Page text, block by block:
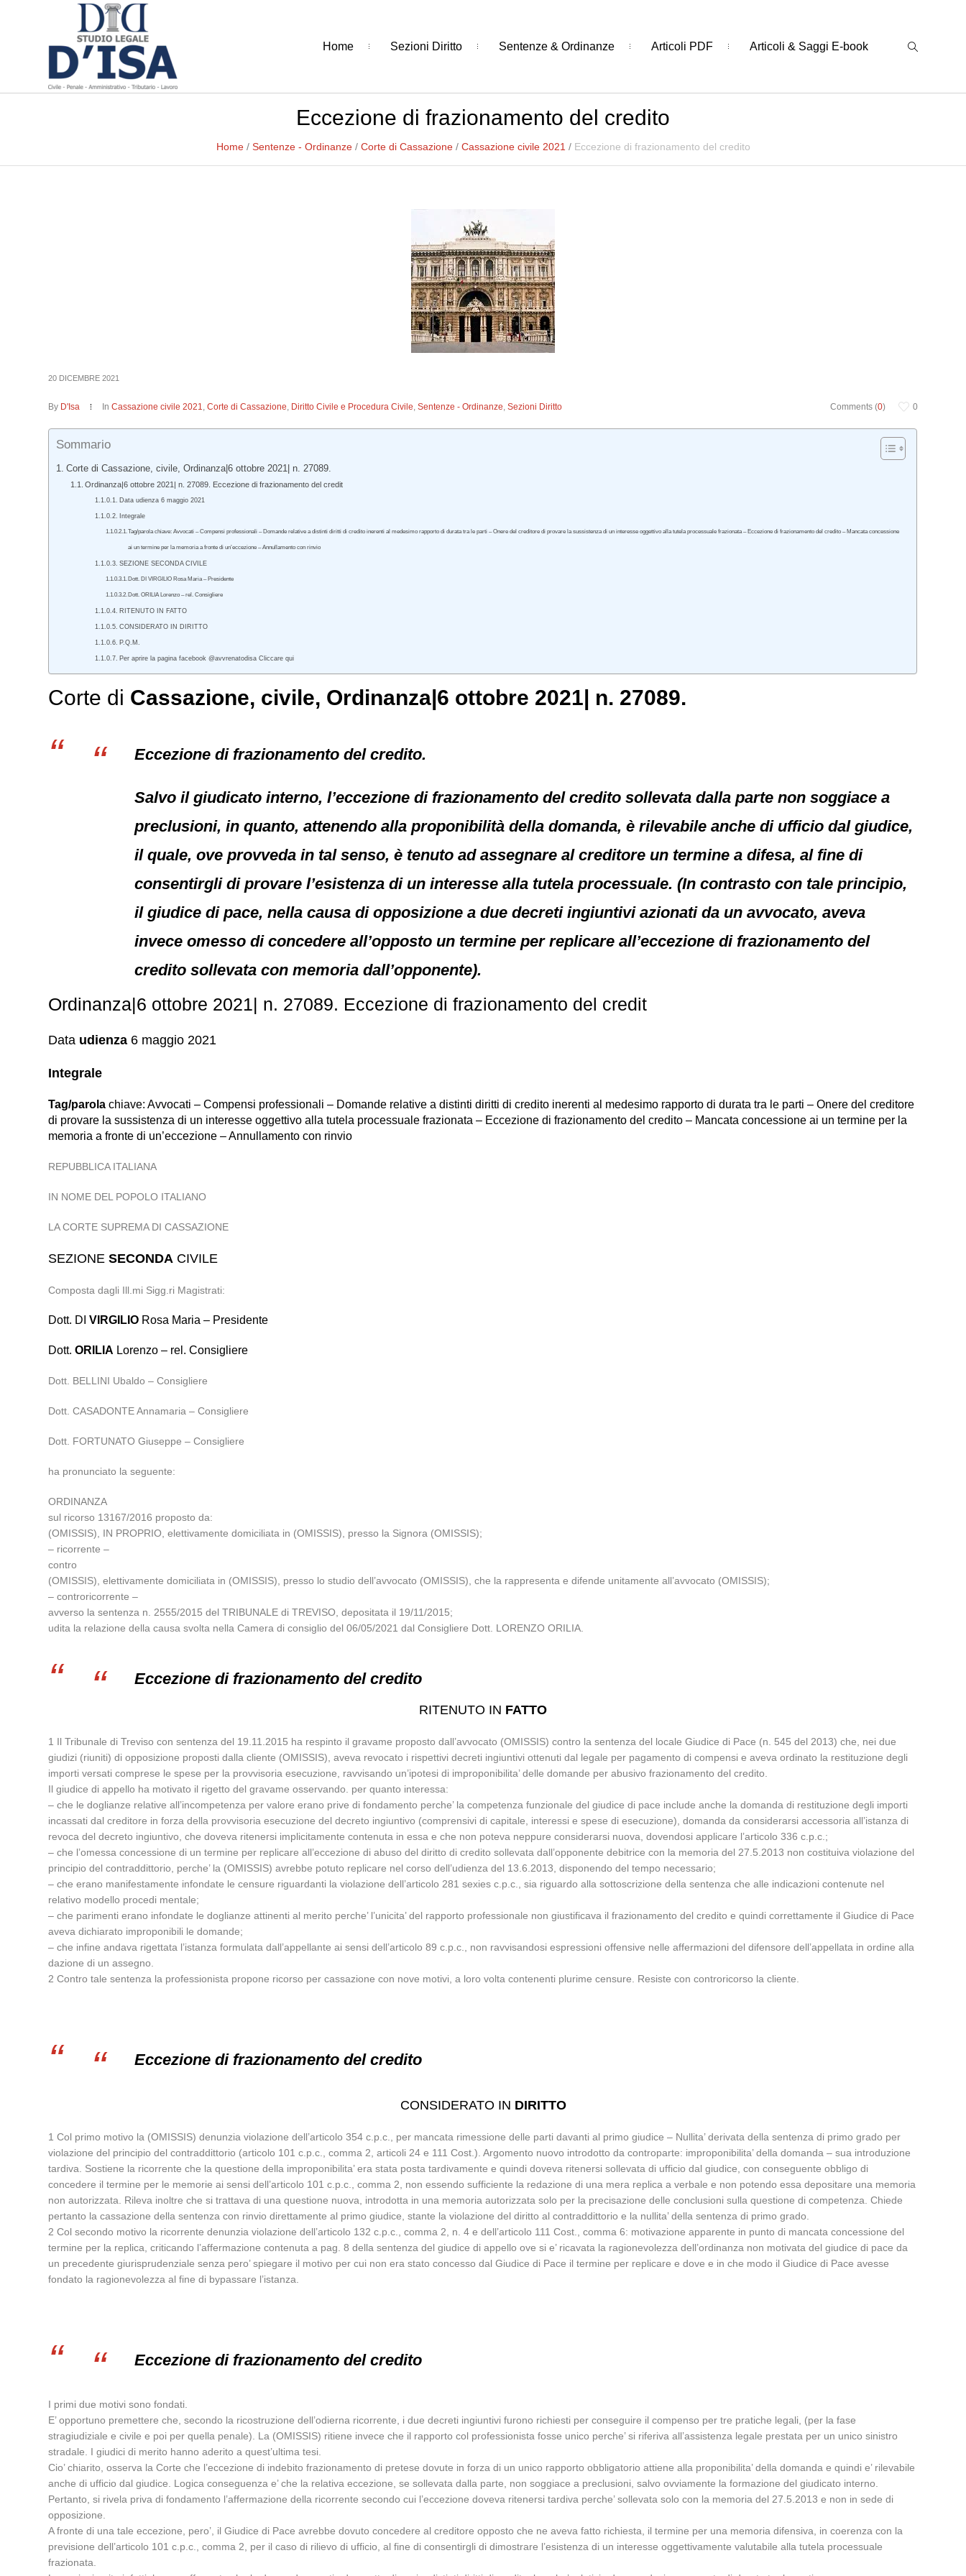
Home Sezioni Diritto Sentenze & Ordinanze Articoli PDF Articoli & Saggi E-book
Eccezione di frazionamento del credito
Home / Sentenze - Ordinanze / Corte di Cassazione / Cassazione civile 2021 / Eccezione di frazionamento del credito
20 DICEMBRE 2021
Comments (0) 0
By D'Isa InCassazione civile 2021,Corte di Cassazione, Diritto Civile e Procedura Civile,Sentenze - Ordinanze,Sezioni Diritto
Sommario
Corte di Cassazione, civile, Ordinanza|6 ottobre 2021| n. 27089.
Ordinanza|6 ottobre 2021| n. 27089. Eccezione di frazionamento del credit
Data udienza 6 maggio 2021
Integrale
Tag/parola chiave: Avvocati – Compensi professionali – Domande relative a distinti diritti di credito inerenti al medesimo rapporto di durata tra le parti – Onere del creditore di provare la sussistenza di un interesse oggettivo alla tutela processuale frazionata – Eccezione di frazionamento del credito – Mancata concessione
ai un termine per la memoria a fronte di un’eccezione – Annullamento con rinvio
SEZIONE SECONDA CIVILE
Dott. DI VIRGILIO Rosa Maria – Presidente
Dott. ORILIA Lorenzo – rel. Consigliere
RITENUTO IN FATTO
CONSIDERATO IN DIRITTO
P.Q.M.
Per aprire la pagina facebook @avvrenatodisa Cliccare qui
Corte di Cassazione, civile, Ordinanza|6 ottobre 2021| n. 27089.
Eccezione di frazionamento del credito.
Salvo il giudicato interno, l’eccezione di frazionamento del credito sollevata dalla parte non soggiace a
preclusioni, in quanto, attenendo alla proponibilità della domanda, è rilevabile anche di ufficio dal giudice,
il quale, ove provveda in tal senso, è tenuto ad assegnare al creditore un termine a difesa, al fine di
consentirgli di provare l’esistenza di un interesse alla tutela processuale. (In contrasto con tale principio,
il giudice di pace, nella causa di opposizione a due decreti ingiuntivi azionati da un avvocato, aveva
invece omesso di concedere all’opposto un termine per replicare all’eccezione di frazionamento del
credito sollevata con memoria dall’opponente).
Ordinanza|6 ottobre 2021| n. 27089. Eccezione di frazionamento del credit
Data udienza 6 maggio 2021
Integrale
Tag/parola chiave: Avvocati – Compensi professionali – Domande relative a distinti diritti di credito inerenti al medesimo rapporto di durata tra le parti – Onere del creditore
di provare la sussistenza di un interesse oggettivo alla tutela processuale frazionata – Eccezione di frazionamento del credito – Mancata concessione ai un termine per la
memoria a fronte di un’eccezione – Annullamento con rinvio
REPUBBLICA ITALIANA
IN NOME DEL POPOLO ITALIANO
LA CORTE SUPREMA DI CASSAZIONE
SEZIONESECONDA CIVILE
Composta dagli Ill.mi Sigg.ri Magistrati:
Dott. DIVIRGILIO Rosa Maria – Presidente
Dott.ORILIA Lorenzo – rel. Consigliere
Dott. BELLINI Ubaldo – Consigliere
Dott. CASADONTE Annamaria – Consigliere
Dott. FORTUNATO Giuseppe – Consigliere
ha pronunciato la seguente:
ORDINANZA
sul ricorso 13167/2016 proposto da:
(OMISSIS), IN PROPRIO, elettivamente domiciliata in (OMISSIS), presso la Signora (OMISSIS);
– ricorrente –
contro
(OMISSIS), elettivamente domiciliata in (OMISSIS), presso lo studio dell’avvocato (OMISSIS), che la rappresenta e difende unitamente all’avvocato (OMISSIS);
– controricorrente –
avverso la sentenza n. 2555/2015 del TRIBUNALE di TREVISO, depositata il 19/11/2015;
udita la relazione della causa svolta nella Camera di consiglio del 06/05/2021 dal Consigliere Dott. LORENZO ORILIA.
Eccezione di frazionamento del credito
RITENUTO IN FATTO
1 Il Tribunale di Treviso con sentenza del 19.11.2015 ha respinto il gravame proposto dall’avvocato (OMISSIS) contro la sentenza del locale Giudice di Pace (n. 545 del 2013) che, nei due
giudizi (riuniti) di opposizione proposti dalla cliente (OMISSIS), aveva revocato i rispettivi decreti ingiuntivi ottenuti dal legale per pagamento di compensi e aveva ordinato la restituzione degli
importi versati comprese le spese per la provvisoria esecuzione, ravvisando un’ipotesi di improponibilita’ delle domande per abusivo frazionamento del credito.
Il giudice di appello ha motivato il rigetto del gravame osservando. per quanto interessa:
– che le doglianze relative all’incompetenza per valore erano prive di fondamento perche’ la competenza funzionale del giudice di pace include anche la domanda di restituzione degli importi
incassati dal creditore in forza della provvisoria esecuzione del decreto ingiuntivo (comprensivi di capitale, interessi e spese di esecuzione), domanda da considerarsi accessoria all’istanza di
revoca del decreto ingiuntivo, che doveva ritenersi implicitamente contenuta in essa e che non poteva neppure considerarsi nuova, dovendosi applicare l’articolo 336 c.p.c.;
– che l’omessa concessione di un termine per replicare all’eccezione di abuso del diritto di credito sollevata dall’opponente debitrice con la memoria del 27.5.2013 non costituiva violazione del
principio del contraddittorio, perche’ la (OMISSIS) avrebbe potuto replicare nel corso dell’udienza del 13.6.2013, disponendo del tempo necessario;
– che erano manifestamente infondate le censure riguardanti la violazione dell’articolo 281 sexies c.p.c., sia riguardo alla sottoscrizione della sentenza che alle indicazioni contenute nel
relativo modello procedi mentale;
– che parimenti erano infondate le doglianze attinenti al merito perche’ l’unicita’ del rapporto professionale non giustificava il frazionamento del credito e quindi correttamente il Giudice di Pace
aveva dichiarato improponibili le domande;
– che infine andava rigettata l’istanza formulata dall’appellante ai sensi dell’articolo 89 c.p.c., non ravvisandosi espressioni offensive nelle affermazioni del difensore dell’appellata in ordine alla
dazione di un assegno.
2 Contro tale sentenza la professionista propone ricorso per cassazione con nove motivi, a loro volta contenenti plurime censure. Resiste con controricorso la cliente.
Eccezione di frazionamento del credito
CONSIDERATO IN DIRITTO
1 Col primo motivo la (OMISSIS) denunzia violazione dell’articolo 354 c.p.c., per mancata rimessione delle parti davanti al primo giudice – Nullita’ derivata della sentenza di primo grado per
violazione del principio del contraddittorio (articolo 101 c.p.c., comma 2, articoli 24 e 111 Cost.). Argomento nuovo introdotto da controparte: improponibilita’ della domanda – sua introduzione
tardiva. Sostiene la ricorrente che la questione della improponibilita’ era stata posta tardivamente e quindi doveva ritenersi sollevata di ufficio dal giudice, con conseguente obbligo di
concedere il termine per le memorie ai sensi dell’articolo 101 c.p.c., comma 2, non essendo sufficiente la redazione di una mera replica a verbale e non potendo essa depositare una memoria
non autorizzata. Rileva inoltre che si trattava di una questione nuova, introdotta in una memoria autorizzata solo per la precisazione delle conclusioni sulla questione di competenza. Chiede
pertanto la cassazione della sentenza con rinvio direttamente al primo giudice, stante la violazione del diritto al contraddittorio e la nullita’ della sentenza di primo grado.
2 Col secondo motivo la ricorrente denunzia violazione dell’articolo 132 c.p.c., comma 2, n. 4 e dell’articolo 111 Cost., comma 6: motivazione apparente in punto di mancata concessione del
termine per la replica, criticando l’affermazione contenuta a pag. 8 della sentenza del giudice di appello ove si e’ ricavata la ragionevolezza dell’ordinanza non motivata del giudice di pace da
un precedente giurisprudenziale senza pero’ spiegare il motivo per cui non era stato concesso dal Giudice di Pace il termine per replicare e dove e in che modo il Giudice di Pace avesse
fondato la ragionevolezza al fine di bypassare l’istanza.
Eccezione di frazionamento del credito
I primi due motivi sono fondati.
E’ opportuno premettere che, secondo la ricostruzione dell’odierna ricorrente, i due decreti ingiuntivi furono richiesti per conseguire il compenso per tre pratiche legali, (per la fase
stragiudiziale e civile e poi per quella penale). La (OMISSIS) ritiene invece che il rapporto col professionista fosse unico perche’ si riferiva all’assistenza legale prestata per un unico sinistro
stradale. I giudici di merito hanno aderito a quest’ultima tesi.
Cio’ chiarito, osserva la Corte che l’eccezione di indebito frazionamento di pretese dovute in forza di un unico rapporto obbligatorio attiene alla proponibilita’ della domanda e quindi e’ rilevabile
anche di ufficio dal giudice. Logica conseguenza e’ che la relativa eccezione, se sollevata dalla parte, non soggiace a preclusioni, salvo ovviamente la formazione del giudicato interno.
Pertanto, si rivela priva di fondamento l’affermazione della ricorrente secondo cui l’eccezione doveva ritenersi tardiva perche’ sollevata solo con la memoria del 27.5.2013 e non in sede di
opposizione.
A fronte di una tale eccezione, pero’, il Giudice di Pace avrebbe dovuto concedere al creditore opposto che ne aveva fatto richiesta, il termine per una memoria difensiva, in coerenza con la
previsione dell’articolo 101 c.p.c., comma 2, per il caso di rilievo di ufficio, al fine di consentirgli di dimostrare l’esistenza di un interesse oggettivamente valutabile alla tutela processuale
frazionata.